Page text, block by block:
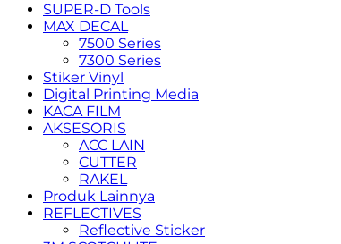
SUPER-D Tools
MAX DECAL
7500 Series
7300 Series
Stiker Vinyl
Digital Printing Media
KACA FILM
AKSESORIS
ACC LAIN
CUTTER
RAKEL
Produk Lainnya
REFLECTIVES
Reflective Sticker